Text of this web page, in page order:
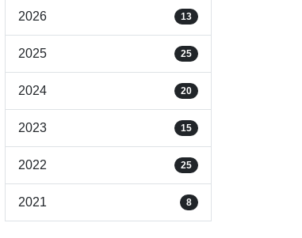
2026 13
2025 25
2024 20
2023 15
2022 25
2021 8